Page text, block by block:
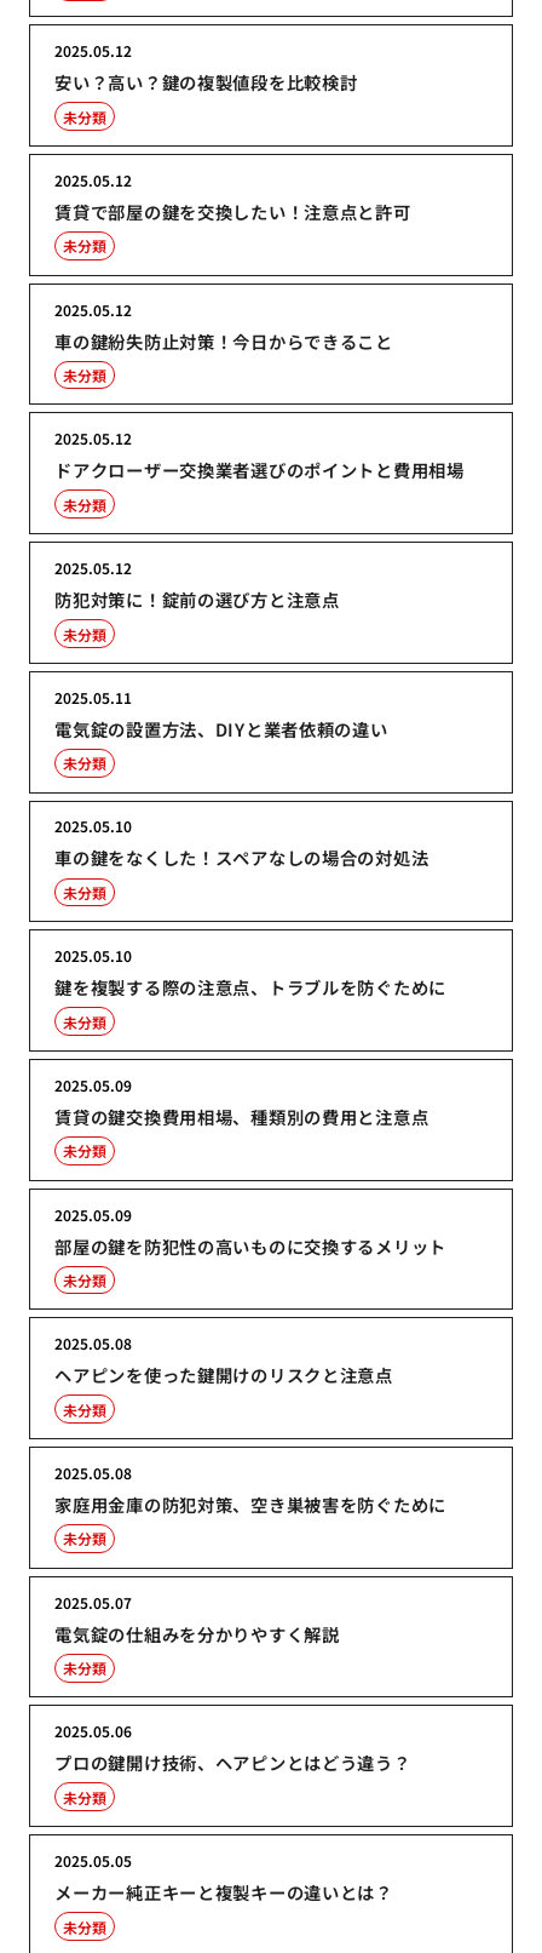
安い？高い？鍵の複製値段を比較検討
2025.05.12
未分類
賃貸で部屋の鍵を交換したい！注意点と許可
2025.05.12
未分類
車の鍵紛失防止対策！今日からできること
2025.05.12
未分類
ドアクローザー交換業者選びのポイントと費用相場
2025.05.12
未分類
防犯対策に！錠前の選び方と注意点
2025.05.12
未分類
電気錠の設置方法、DIYと業者依頼の違い
2025.05.11
未分類
車の鍵をなくした！スペアなしの場合の対処法
2025.05.10
未分類
鍵を複製する際の注意点、トラブルを防ぐために
2025.05.10
未分類
賃貸の鍵交換費用相場、種類別の費用と注意点
2025.05.09
未分類
部屋の鍵を防犯性の高いものに交換するメリット
2025.05.09
未分類
ヘアピンを使った鍵開けのリスクと注意点
2025.05.08
未分類
家庭用金庫の防犯対策、空き巣被害を防ぐために
2025.05.08
未分類
電気錠の仕組みを分かりやすく解説
2025.05.07
未分類
プロの鍵開け技術、ヘアピンとはどう違う？
2025.05.06
未分類
メーカー純正キーと複製キーの違いとは？
2025.05.05
未分類